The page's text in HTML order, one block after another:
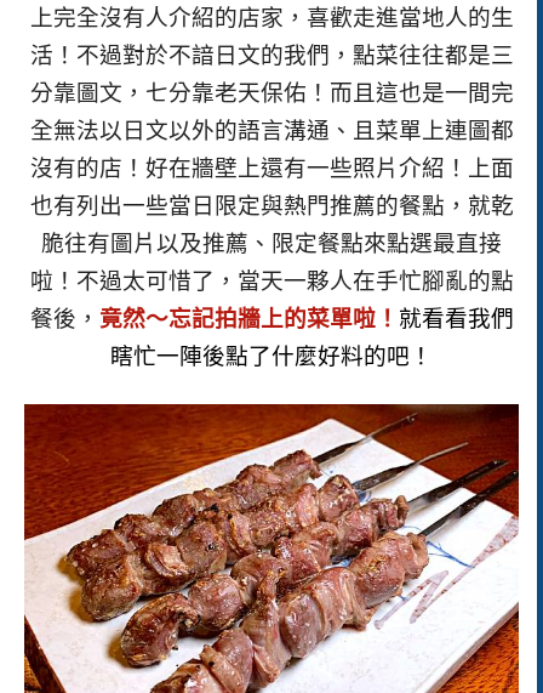
上完全沒有人介紹的店家，喜歡走進當地人的生
活！不過對於不諳日文的我們，點菜往往都是三
分靠圖文，七分靠老天保佑！而且這也是一間完
全無法以日文以外的語言溝通、且菜單上連圖都
沒有的店！好在牆壁上還有一些照片介紹！上面
也有列出一些當日限定與熱門推薦的餐點，就乾
脆往有圖片以及推薦、限定餐點來點選最直接
啦！不過太可惜了，當天一夥人在手忙腳亂的點
餐後， 竟然～忘記拍牆上的菜單啦！ 就看看我們
瞎忙一陣後點了什麼好料的吧！